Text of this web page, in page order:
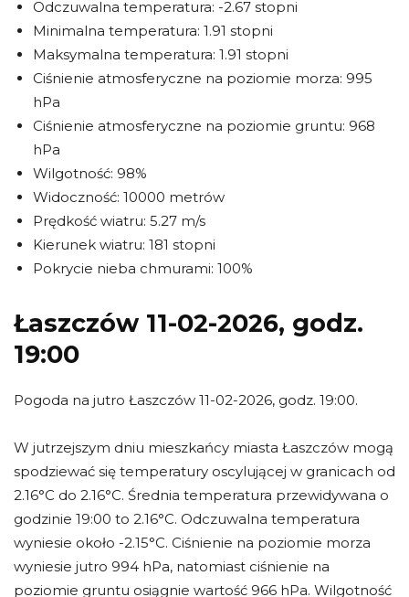
Odczuwalna temperatura: -2.67 stopni
Minimalna temperatura: 1.91 stopni
Maksymalna temperatura: 1.91 stopni
Ciśnienie atmosferyczne na poziomie morza: 995
hPa
Ciśnienie atmosferyczne na poziomie gruntu: 968
hPa
Wilgotność: 98%
Widoczność: 10000 metrów
Prędkość wiatru: 5.27 m/s
Kierunek wiatru: 181 stopni
Pokrycie nieba chmurami: 100%
Łaszczów 11-02-2026, godz.
19:00
Pogoda na jutro Łaszczów 11-02-2026, godz. 19:00.
W jutrzejszym dniu mieszkańcy miasta Łaszczów mogą
spodziewać się temperatury oscylującej w granicach od
2.16°C do 2.16°C. Średnia temperatura przewidywana o
godzinie 19:00 to 2.16°C. Odczuwalna temperatura
wyniesie około -2.15°C. Ciśnienie na poziomie morza
wyniesie jutro 994 hPa, natomiast ciśnienie na
poziomie gruntu osiągnie wartość 966 hPa. Wilgotność